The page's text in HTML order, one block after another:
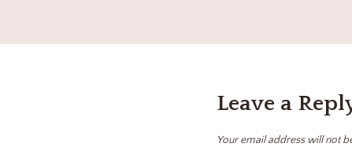
Leave a
Your email address will not